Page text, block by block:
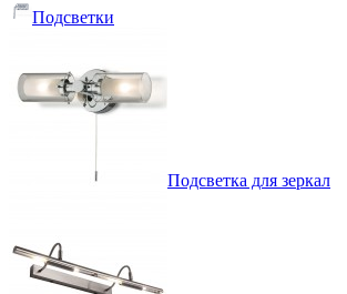
Подсветки
Подсветка для зеркал